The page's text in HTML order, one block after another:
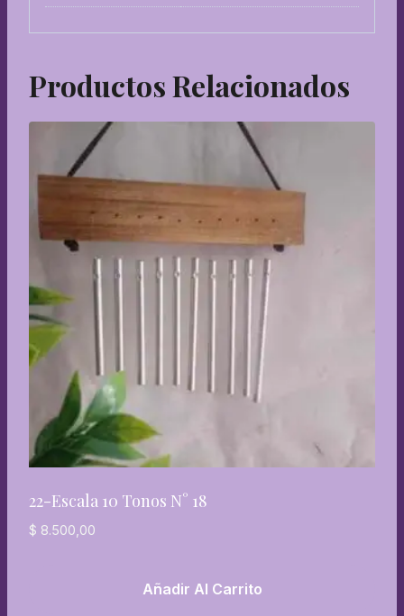
Productos Relacionados
22-Escala 10 Tonos N° 18
$ 8.500,00
Añadir Al Carrito